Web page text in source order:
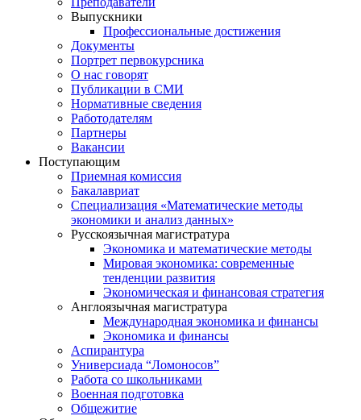
Выпускники
Профессиональные достижения
Документы
Портрет первокурсника
О нас говорят
Публикации в СМИ
Нормативные сведения
Работодателям
Партнеры
Вакансии
Поступающим
Приемная комиссия
Бакалавриат
Специализация «Математические методы
экономики и анализ данных»
Русскоязычная магистратура
Экономика и математические методы
Мировая экономика: современные
тенденции развития
Экономическая и финансовая стратегия
Англоязычная магистратура
Международная экономика и финансы
Экономика и финансы
Аспирантура
Универсиада “Ломоносов”
Работа со школьниками
Военная подготовка
Общежитие